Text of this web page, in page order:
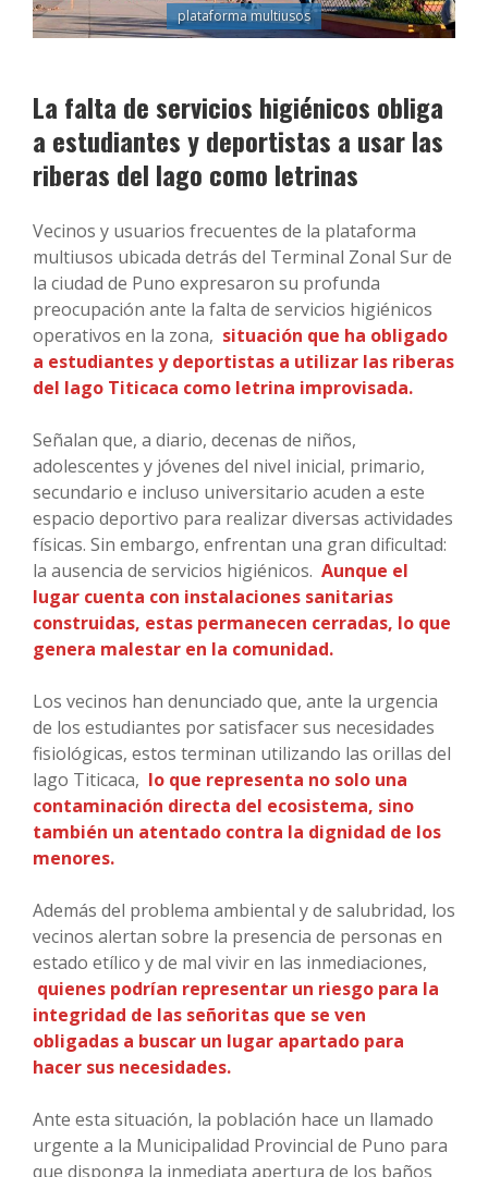
plataforma multiusos
La falta de servicios higiénicos obliga
a estudiantes y deportistas a usar las
riberas del lago como letrinas
Vecinos y usuarios frecuentes de la plataforma
multiusos ubicada detrás del Terminal Zonal Sur de
la ciudad de Puno expresaron su profunda
preocupación ante la falta de servicios higiénicos
operativos en la zona, situación que ha obligado
a estudiantes y deportistas a utilizar las riberas
del lago Titicaca como letrina improvisada.
Señalan que, a diario, decenas de niños,
adolescentes y jóvenes del nivel inicial, primario,
secundario e incluso universitario acuden a este
espacio deportivo para realizar diversas actividades
físicas. Sin embargo, enfrentan una gran dificultad:
la ausencia de servicios higiénicos. Aunque el
lugar cuenta con instalaciones sanitarias
construidas, estas permanecen cerradas, lo que
genera malestar en la comunidad.
Los vecinos han denunciado que, ante la urgencia
de los estudiantes por satisfacer sus necesidades
fisiológicas, estos terminan utilizando las orillas del
lago Titicaca, lo que representa no solo una
contaminación directa del ecosistema, sino
también un atentado contra la dignidad de los
menores.
Además del problema ambiental y de salubridad, los
vecinos alertan sobre la presencia de personas en
estado etílico y de mal vivir en las inmediaciones,
quienes podrían representar un riesgo para la
integridad de las señoritas que se ven
obligadas a buscar un lugar apartado para
hacer sus necesidades.
Ante esta situación, la población hace un llamado
urgente a la Municipalidad Provincial de Puno para
que disponga la inmediata apertura de los baños